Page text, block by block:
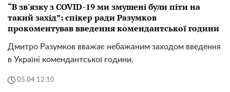
“В зв'язку з COVID-19 ми змушені були піти на
такий захід”: спікер ради Разумков
прокоментував введення комендантської години
Дмитро Разумков вважає небажаним заходом введення
в Україні комендантської години.
05.04 12:10